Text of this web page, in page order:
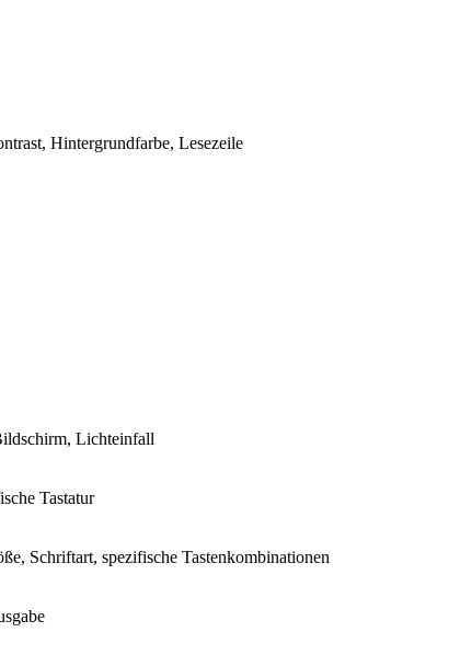
Hintergrundfarbe, Lesezeile
Lichteinfall
Tastatur
Schriftart, spezifische Tastenkombinationen